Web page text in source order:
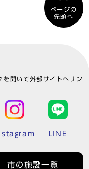
ページの
先頭へ
開いて外部サイトへリン
LINE
市の施設一覧